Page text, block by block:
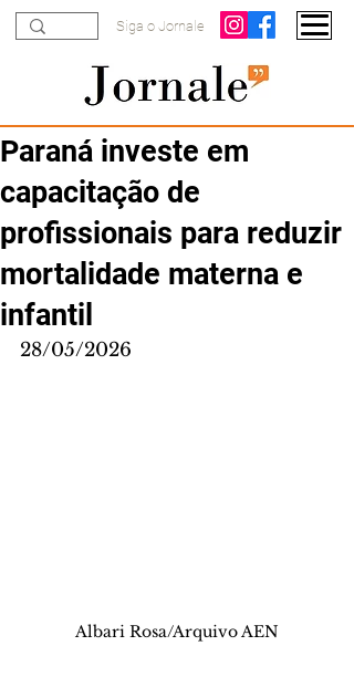
Siga o Jornale
Paraná investe em
capacitação de
profissionais para reduzir
mortalidade materna e
infantil
28/05/2026
Albari Rosa/Arquivo AEN